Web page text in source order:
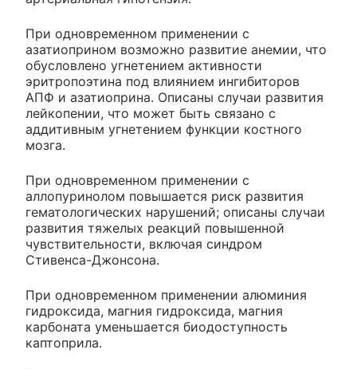
При одновременном применении с
азатиоприном возможно развитие анемии, что
обусловлено угнетением активности
эритропоэтина под влиянием ингибиторов
АПФ и азатиоприна. Описаны случаи развития
лейкопении, что может быть связано с
аддитивным угнетением функции костного
мозга.
При одновременном применении с
аллопуринолом повышается риск развития
гематологических нарушений; описаны случаи
развития тяжелых реакций повышенной
чувствительности, включая синдром
Стивенса-Джонсона.
При одновременном применении алюминия
гидроксида, магния гидроксида, магния
карбоната уменьшается биодоступность
каптоприла.